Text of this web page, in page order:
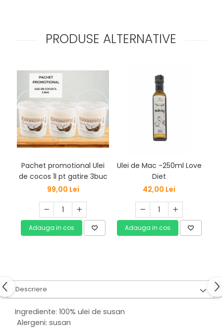
PRODUSE ALTERNATIVE
Pachet promotional Ulei
de cocos 1l pt gatire 3buc
99,00 Lei
Adauga in cos
Ulei de Mac -250ml Love
Diet
42,00 Lei
Adauga in cos
Descriere
Ingrediente: 100% ulei de susan
Alergeni: susan